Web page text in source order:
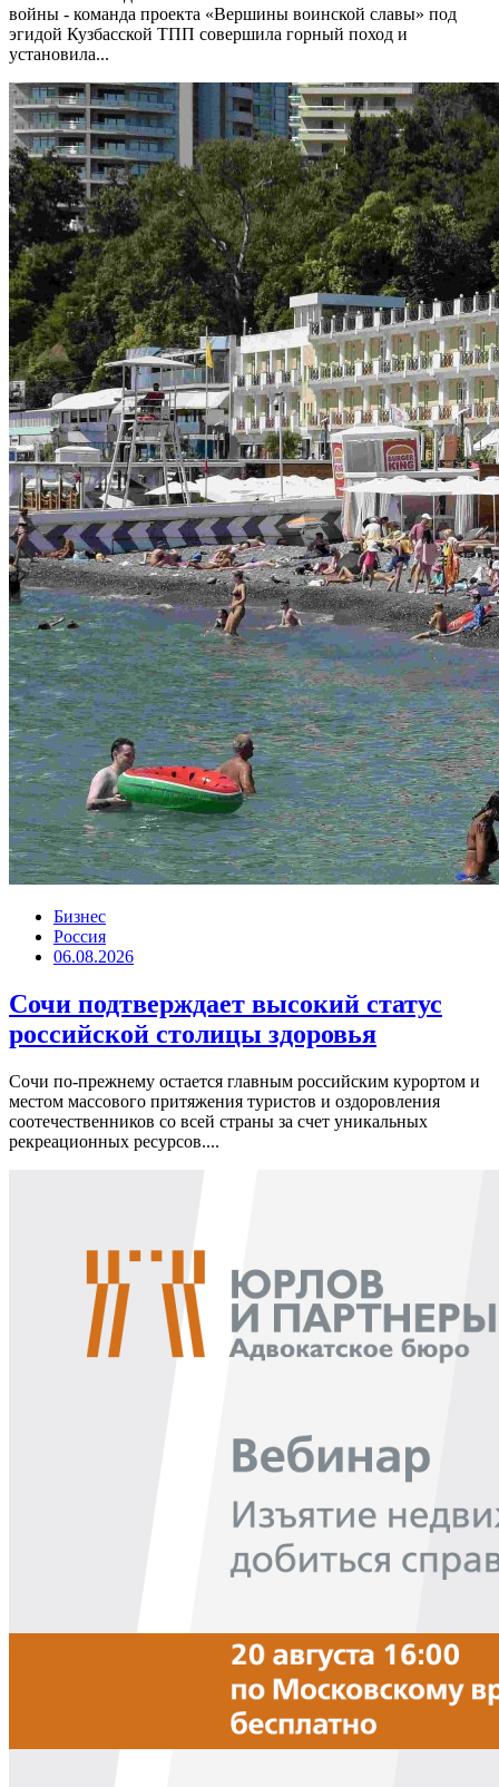
войны - команда проекта «Вершины воинской славы» под
эгидой Кузбасской ТПП совершила горный поход и
установила...
Бизнес
Россия
06.08.2026
Сочи подтверждает высокий статус
российской столицы здоровья
Сочи по-прежнему остается главным российским курортом и
местом массового притяжения туристов и оздоровления
соотечественников со всей страны за счет уникальных
рекреационных ресурсов....